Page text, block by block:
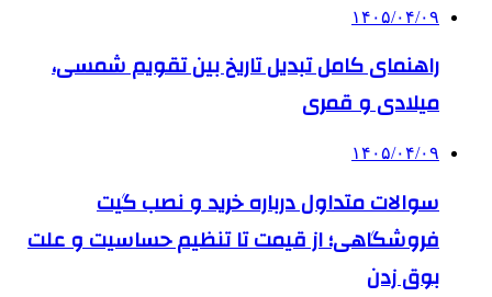
۱۴۰۵/۰۴/۰۹
راهنمای کامل تبدیل تاریخ بین تقویم شمسی،
میلادی و قمری
۱۴۰۵/۰۴/۰۹
سوالات متداول درباره خرید و نصب گیت
فروشگاهی؛ از قیمت تا تنظیم حساسیت و علت
بوق زدن